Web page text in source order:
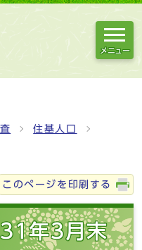
メニュー
住基人口
このページを印刷する
年3月末